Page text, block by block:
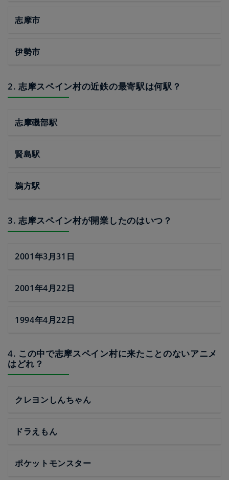
志摩市
伊勢市
2. 志摩スペイン村の近鉄の最寄駅は何駅？
志摩磯部駅
賢島駅
鵜方駅
3. 志摩スペイン村が開業したのはいつ？
2001年3月31日
2001年4月22日
1994年4月22日
4. この中で志摩スペイン村に来たことのないアニメ
はどれ？
クレヨンしんちゃん
ドラえもん
ポケットモンスター